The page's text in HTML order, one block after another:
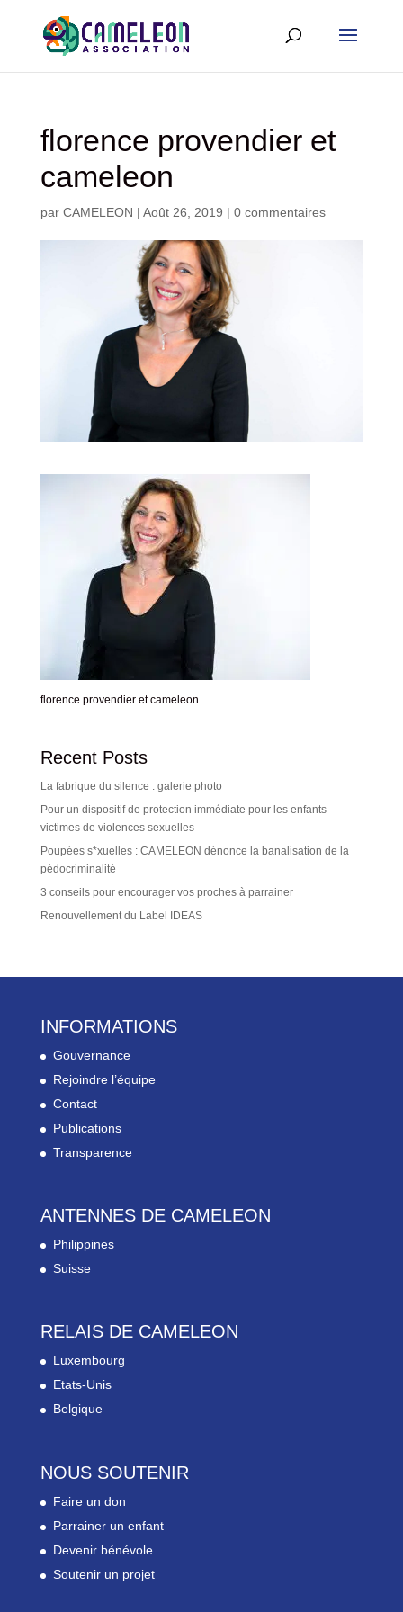
florence provendier et
cameleon
par CAMELEON | Août 26, 2019 | 0 commentaires
florence provendier et cameleon
Recent Posts
La fabrique du silence : galerie photo
Pour un dispositif de protection immédiate pour les enfants
victimes de violences sexuelles
Poupées s*xuelles : CAMELEON dénonce la banalisation de la
pédocriminalité
3 conseils pour encourager vos proches à parrainer
Renouvellement du Label IDEAS
INFORMATIONS
Gouvernance
Rejoindre l’équipe
Contact
Publications
Transparence
ANTENNES DE CAMELEON
Philippines
Suisse
RELAIS DE CAMELEON
Luxembourg
Etats-Unis
Belgique
NOUS SOUTENIR
Faire un don
Parrainer un enfant
Devenir bénévole
Soutenir un projet